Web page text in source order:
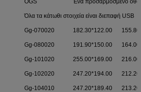
OGS Ένα προσαρμοσμένο
Όλα τα κάτωθι στοιχεία είναι διεπαφή USB
Gg-070020 182.30*122.00
Gg-080020 191.90*150.00
Gg-101020 255.00*169.00
Gg-102020 247.20*194.00
Gg-104010 247.20*189.40